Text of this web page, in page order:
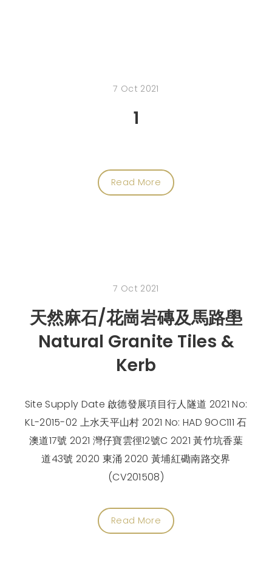
7 Oct 2021
1
Read More
7 Oct 2021
天然麻石/花崗岩磚及馬路壆
Natural Granite Tiles &
Kerb
Site Supply Date 啟德發展項目行人隧道 2021 No:
KL-2015-02 上水天平山村 2021 No: HAD 9OC111 石
澳道17號 2021 灣仔寶雲徑12號C 2021 黃竹坑香葉
道43號 2020 東涌 2020 黃埔紅磡南路交界
(CV201508)
Read More